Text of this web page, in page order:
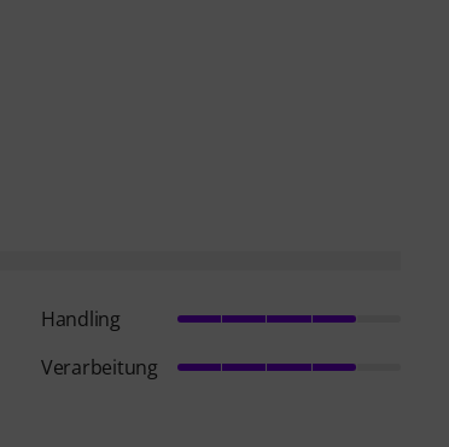
Handling
Verarbeitung